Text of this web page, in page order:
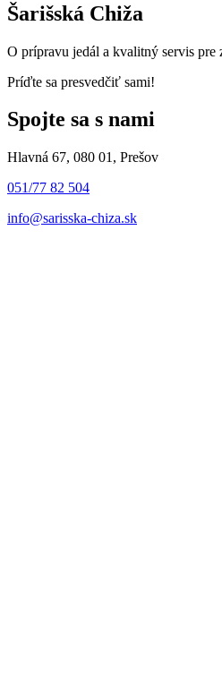
Šarišská Chiža
O prípravu jedál a kvalitný servis
Príďte sa presvedčiť sami!
Spojte sa s nami
Hlavná 67, 080 01, Prešov
051/77 82 504
info@sarisska-chiza.sk